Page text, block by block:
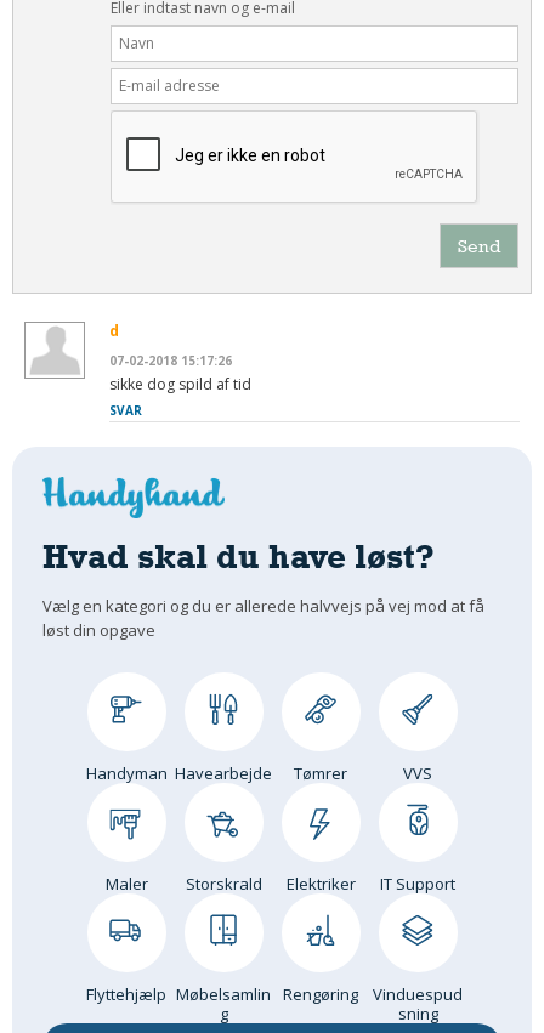
Eller indtast navn og e-mail
Send
d
07-02-2018 15:17:26
sikke dog spild af tid
SVAR
Hvad skal du have løst?
Vælg en kategori og du er allerede halvvejs på vej mod at få
løst din opgave
Handyman Havearbejde Tømrer VVS
Maler Storskrald Elektriker IT Support
Flyttehjælp Møbelsamlin
g
Rengøring
Vinduespud
sning